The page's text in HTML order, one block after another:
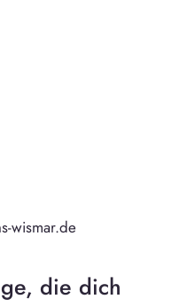
wismar.de
die dich